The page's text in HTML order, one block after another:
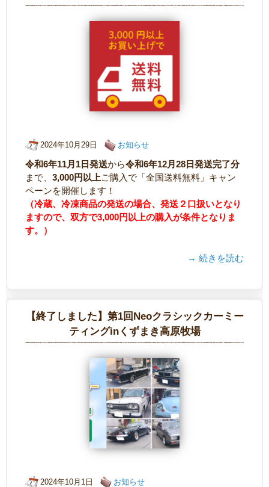
2024年10月29日 お知らせ
令和6年11月1日発送から令和6年12月28日発送完了分
まで、 3,000円以上ご購入で「全国送料無料」キャン
ペーンを開催します！
（冷蔵、冷凍商品の発送の場合、発送２口扱いとなり
ますので、双方で3,000円以上の購入が条件となりま
す。）
→ 続きを読む
【終了しました】第1回Neoクラシックカーミー
ティングinくずまき高原牧場
2024年10月1日 お知らせ